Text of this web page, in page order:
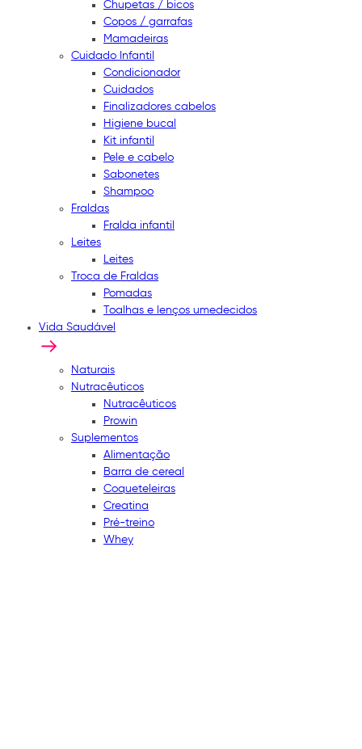
Chupetas / bicos
Copos / garrafas
Mamadeiras
Cuidado Infantil
Condicionador
Cuidados
Finalizadores cabelos
Higiene bucal
Kit infantil
Pele e cabelo
Sabonetes
Shampoo
Fraldas
Fralda infantil
Leites
Leites
Troca de Fraldas
Pomadas
Toalhas e lenços umedecidos
Vida Saudável
Naturais
Nutracêuticos
Nutracêuticos
Prowin
Suplementos
Alimentação
Barra de cereal
Coqueteleiras
Creatina
Pré-treino
Whey